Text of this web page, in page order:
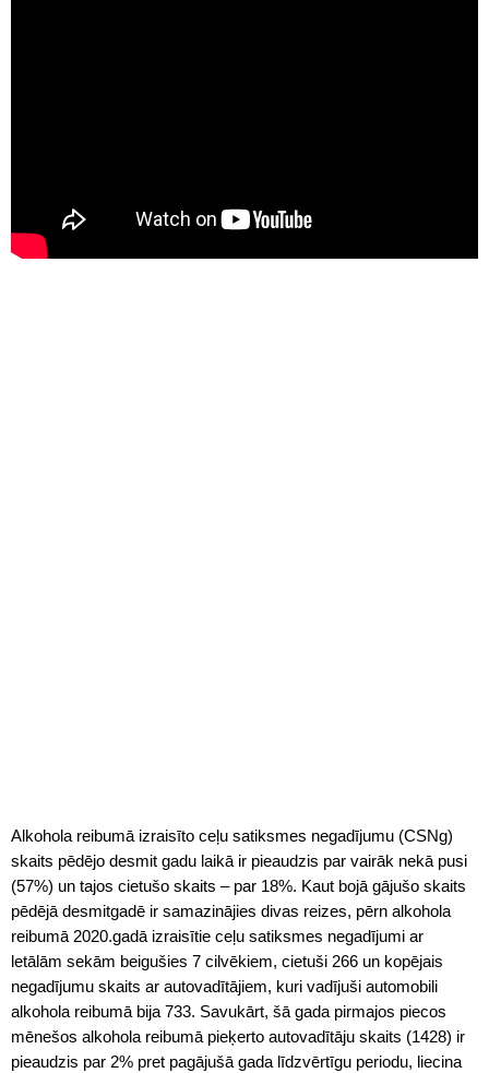
Alkohola reibumā izraisīto ceļu satiksmes negadījumu (CSNg)
skaits pēdējo desmit gadu laikā ir pieaudzis par vairāk nekā pusi
(57%) un tajos cietušo skaits – par 18%. Kaut bojā gājušo skaits
pēdējā desmitgadē ir samazinājies divas reizes, pērn alkohola
reibumā 2020.gadā izraisītie ceļu satiksmes negadījumi ar
letālām sekām beigušies 7 cilvēkiem, cietuši 266 un kopējais
negadījumu skaits ar autovadītājiem, kuri vadījuši automobili
alkohola reibumā bija 733. Savukārt, šā gada pirmajos piecos
mēnešos alkohola reibumā pieķerto autovadītāju skaits (1428) ir
pieaudzis par 2% pret pagājušā gada līdzvērtīgu periodu, liecina